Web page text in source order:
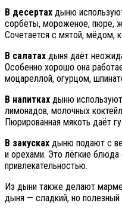
В десертах дыню
сорбеты, мороженое, пюре,
Сочетается с мятой, мёдом,
В салатах дыня даёт
Особенно хорошо она
моцареллой, огурцом,
В напитках дыню
лимонадов, молочных
Пюрированная мякоть даёт
В закусках дыню подают с
и орехами. Это лёгкие
привлекательностью.
Из дыни также делают
дыня — сладкий, но полезный